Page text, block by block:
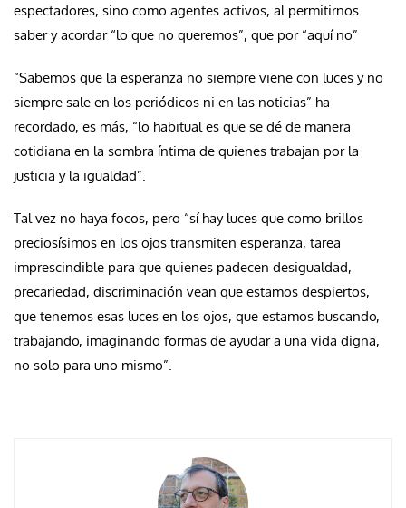
espectadores, sino como agentes activos, al permitirnos
saber y acordar “lo que no queremos”, que por “aquí no”
“Sabemos que la esperanza no siempre viene con luces y no
siempre sale en los periódicos ni en las noticias” ha
recordado, es más, “lo habitual es que se dé de manera
cotidiana en la sombra íntima de quienes trabajan por la
justicia y la igualdad”.
Tal vez no haya focos, pero “sí hay luces que como brillos
preciosísimos en los ojos transmiten esperanza, tarea
imprescindible para que quienes padecen desigualdad,
precariedad, discriminación vean que estamos despiertos,
que tenemos esas luces en los ojos, que estamos buscando,
trabajando, imaginando formas de ayudar a una vida digna,
no solo para uno mismo”.